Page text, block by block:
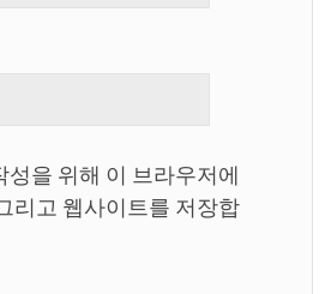
성을 위해 이 브라우저에
리고 웹사이트를 저장합